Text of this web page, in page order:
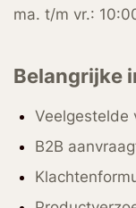
ma. t/m vr.:
Belangrijke
Veelgestelde
B2B